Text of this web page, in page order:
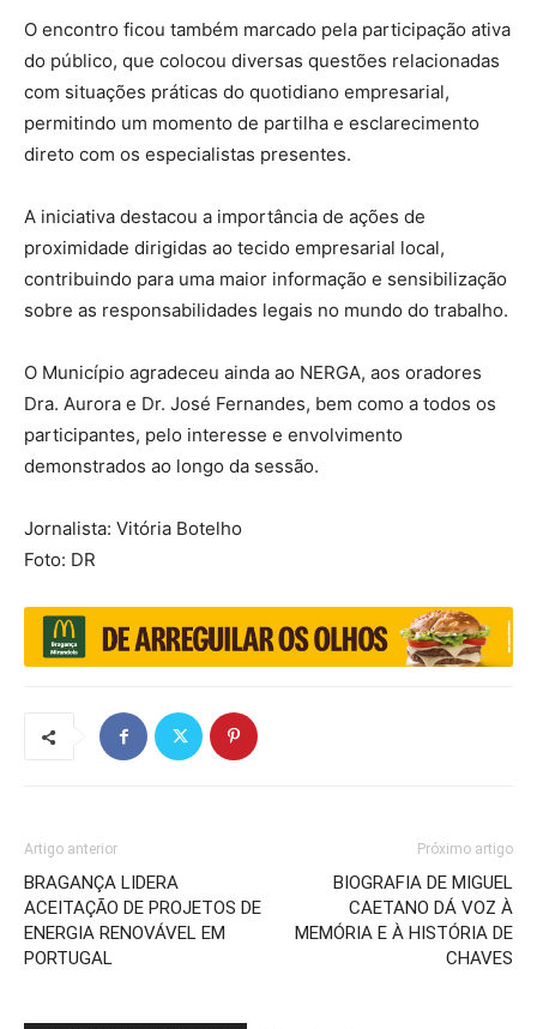
O encontro ficou também marcado pela participação ativa
do público, que colocou diversas questões relacionadas
com situações práticas do quotidiano empresarial,
permitindo um momento de partilha e esclarecimento
direto com os especialistas presentes.
A iniciativa destacou a importância de ações de
proximidade dirigidas ao tecido empresarial local,
contribuindo para uma maior informação e sensibilização
sobre as responsabilidades legais no mundo do trabalho.
O Município agradeceu ainda ao NERGA, aos oradores
Dra. Aurora e Dr. José Fernandes, bem como a todos os
participantes, pelo interesse e envolvimento
demonstrados ao longo da sessão.
Jornalista: Vitória Botelho
Foto: DR
Artigo anterior
BRAGANÇA LIDERA
ACEITAÇÃO DE PROJETOS DE
ENERGIA RENOVÁVEL EM
PORTUGAL
Próximo artigo
BIOGRAFIA DE MIGUEL
CAETANO DÁ VOZ À
MEMÓRIA E À HISTÓRIA DE
CHAVES